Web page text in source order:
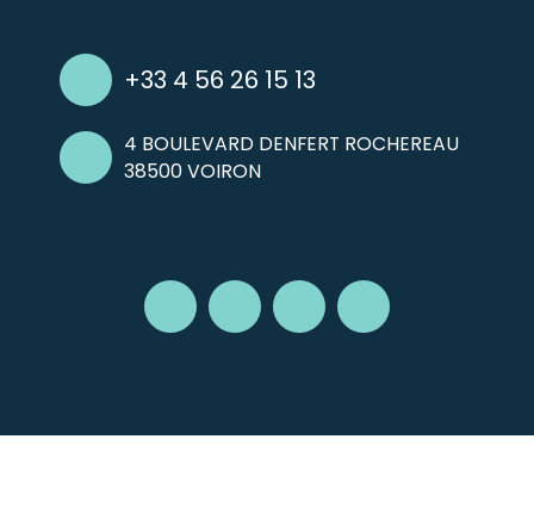
+33 4 56 26 15 13
4 BOULEVARD DENFERT ROCHEREAU
38500 VOIRON